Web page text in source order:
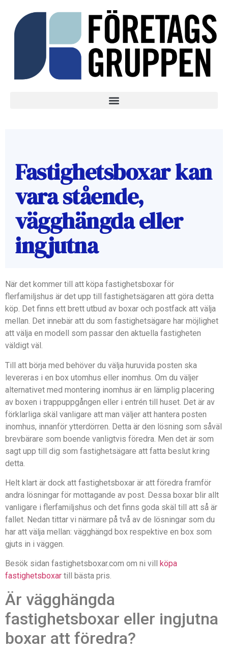
Fastighetsboxar kan
vara stående,
vägghängda eller
ingjutna
När det kommer till att köpa fastighetsboxar för
flerfamiljshus är det upp till fastighetsägaren att göra detta
köp. Det finns ett brett utbud av boxar och postfack att välja
mellan. Det innebär att du som fastighetsägare har möjlighet
att välja en modell som passar den aktuella fastigheten
väldigt väl.
Till att börja med behöver du välja huruvida posten ska
levereras i en box utomhus eller inomhus. Om du väljer
alternativet med montering inomhus är en lämplig placering
av boxen i trappuppgången eller i entrén till huset. Det är av
förklarliga skäl vanligare att man väljer att hantera posten
inomhus, innanför ytterdörren. Detta är den lösning som såväl
brevbärare som boende vanligtvis föredra. Men det är som
sagt upp till dig som fastighetsägare att fatta beslut kring
detta.
Helt klart är dock att fastighetsboxar är att föredra framför
andra lösningar för mottagande av post. Dessa boxar blir allt
vanligare i flerfamiljshus och det finns goda skäl till att så är
fallet. Nedan tittar vi närmare på två av de lösningar som du
har att välja mellan: vägghängd box respektive en box som
gjuts in i väggen.
Besök sidan fastighetsboxar.com om ni vill
köpa
fastighetsboxar till bästa pris.
Är vägghängda
fastighetsboxar eller ingjutna
boxar att föredra?